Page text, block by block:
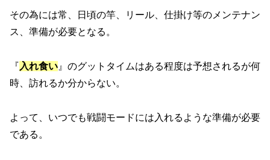
その為には常、日頃の竿、リール、仕掛け等のメンテナン
ス、準備が必要となる。
『 入れ食い 』のグットタイムはある程度は予想されるが何
時、訪れるか分からない。
よって、いつでも戦闘モードには入れるような準備が必要
である。